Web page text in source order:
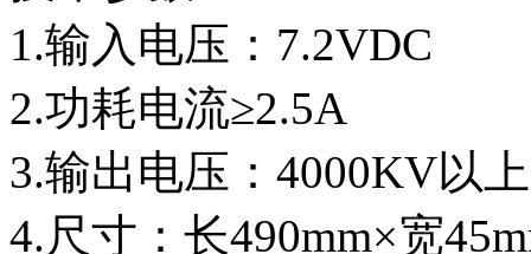
1.输入电压：7.2VDC
2.功耗电流≥2.5A
3.输出电压：4000KV以上
4.尺寸：长490mm×宽